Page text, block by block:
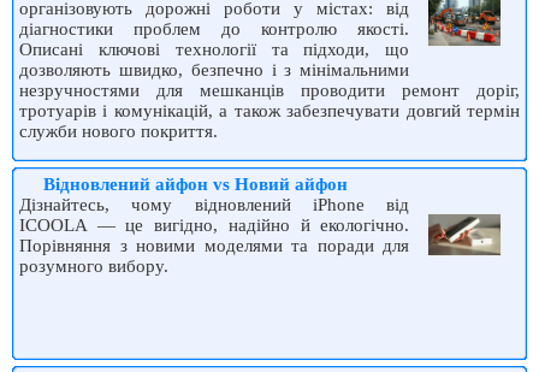
організовують дорожні роботи у містах: від
діагностики проблем до контролю якості.
Описані ключові технології та підходи, що
дозволяють швидко, безпечно і з мінімальними
незручностями для мешканців проводити ремонт доріг,
тротуарів і комунікацій, а також забезпечувати довгий термін
служби нового покриття.
Відновлений айфон vs Новий айфон
Дізнайтесь, чому відновлений iPhone від
ICOOLA — це вигідно, надійно й екологічно.
Порівняння з новими моделями та поради для
розумного вибору.